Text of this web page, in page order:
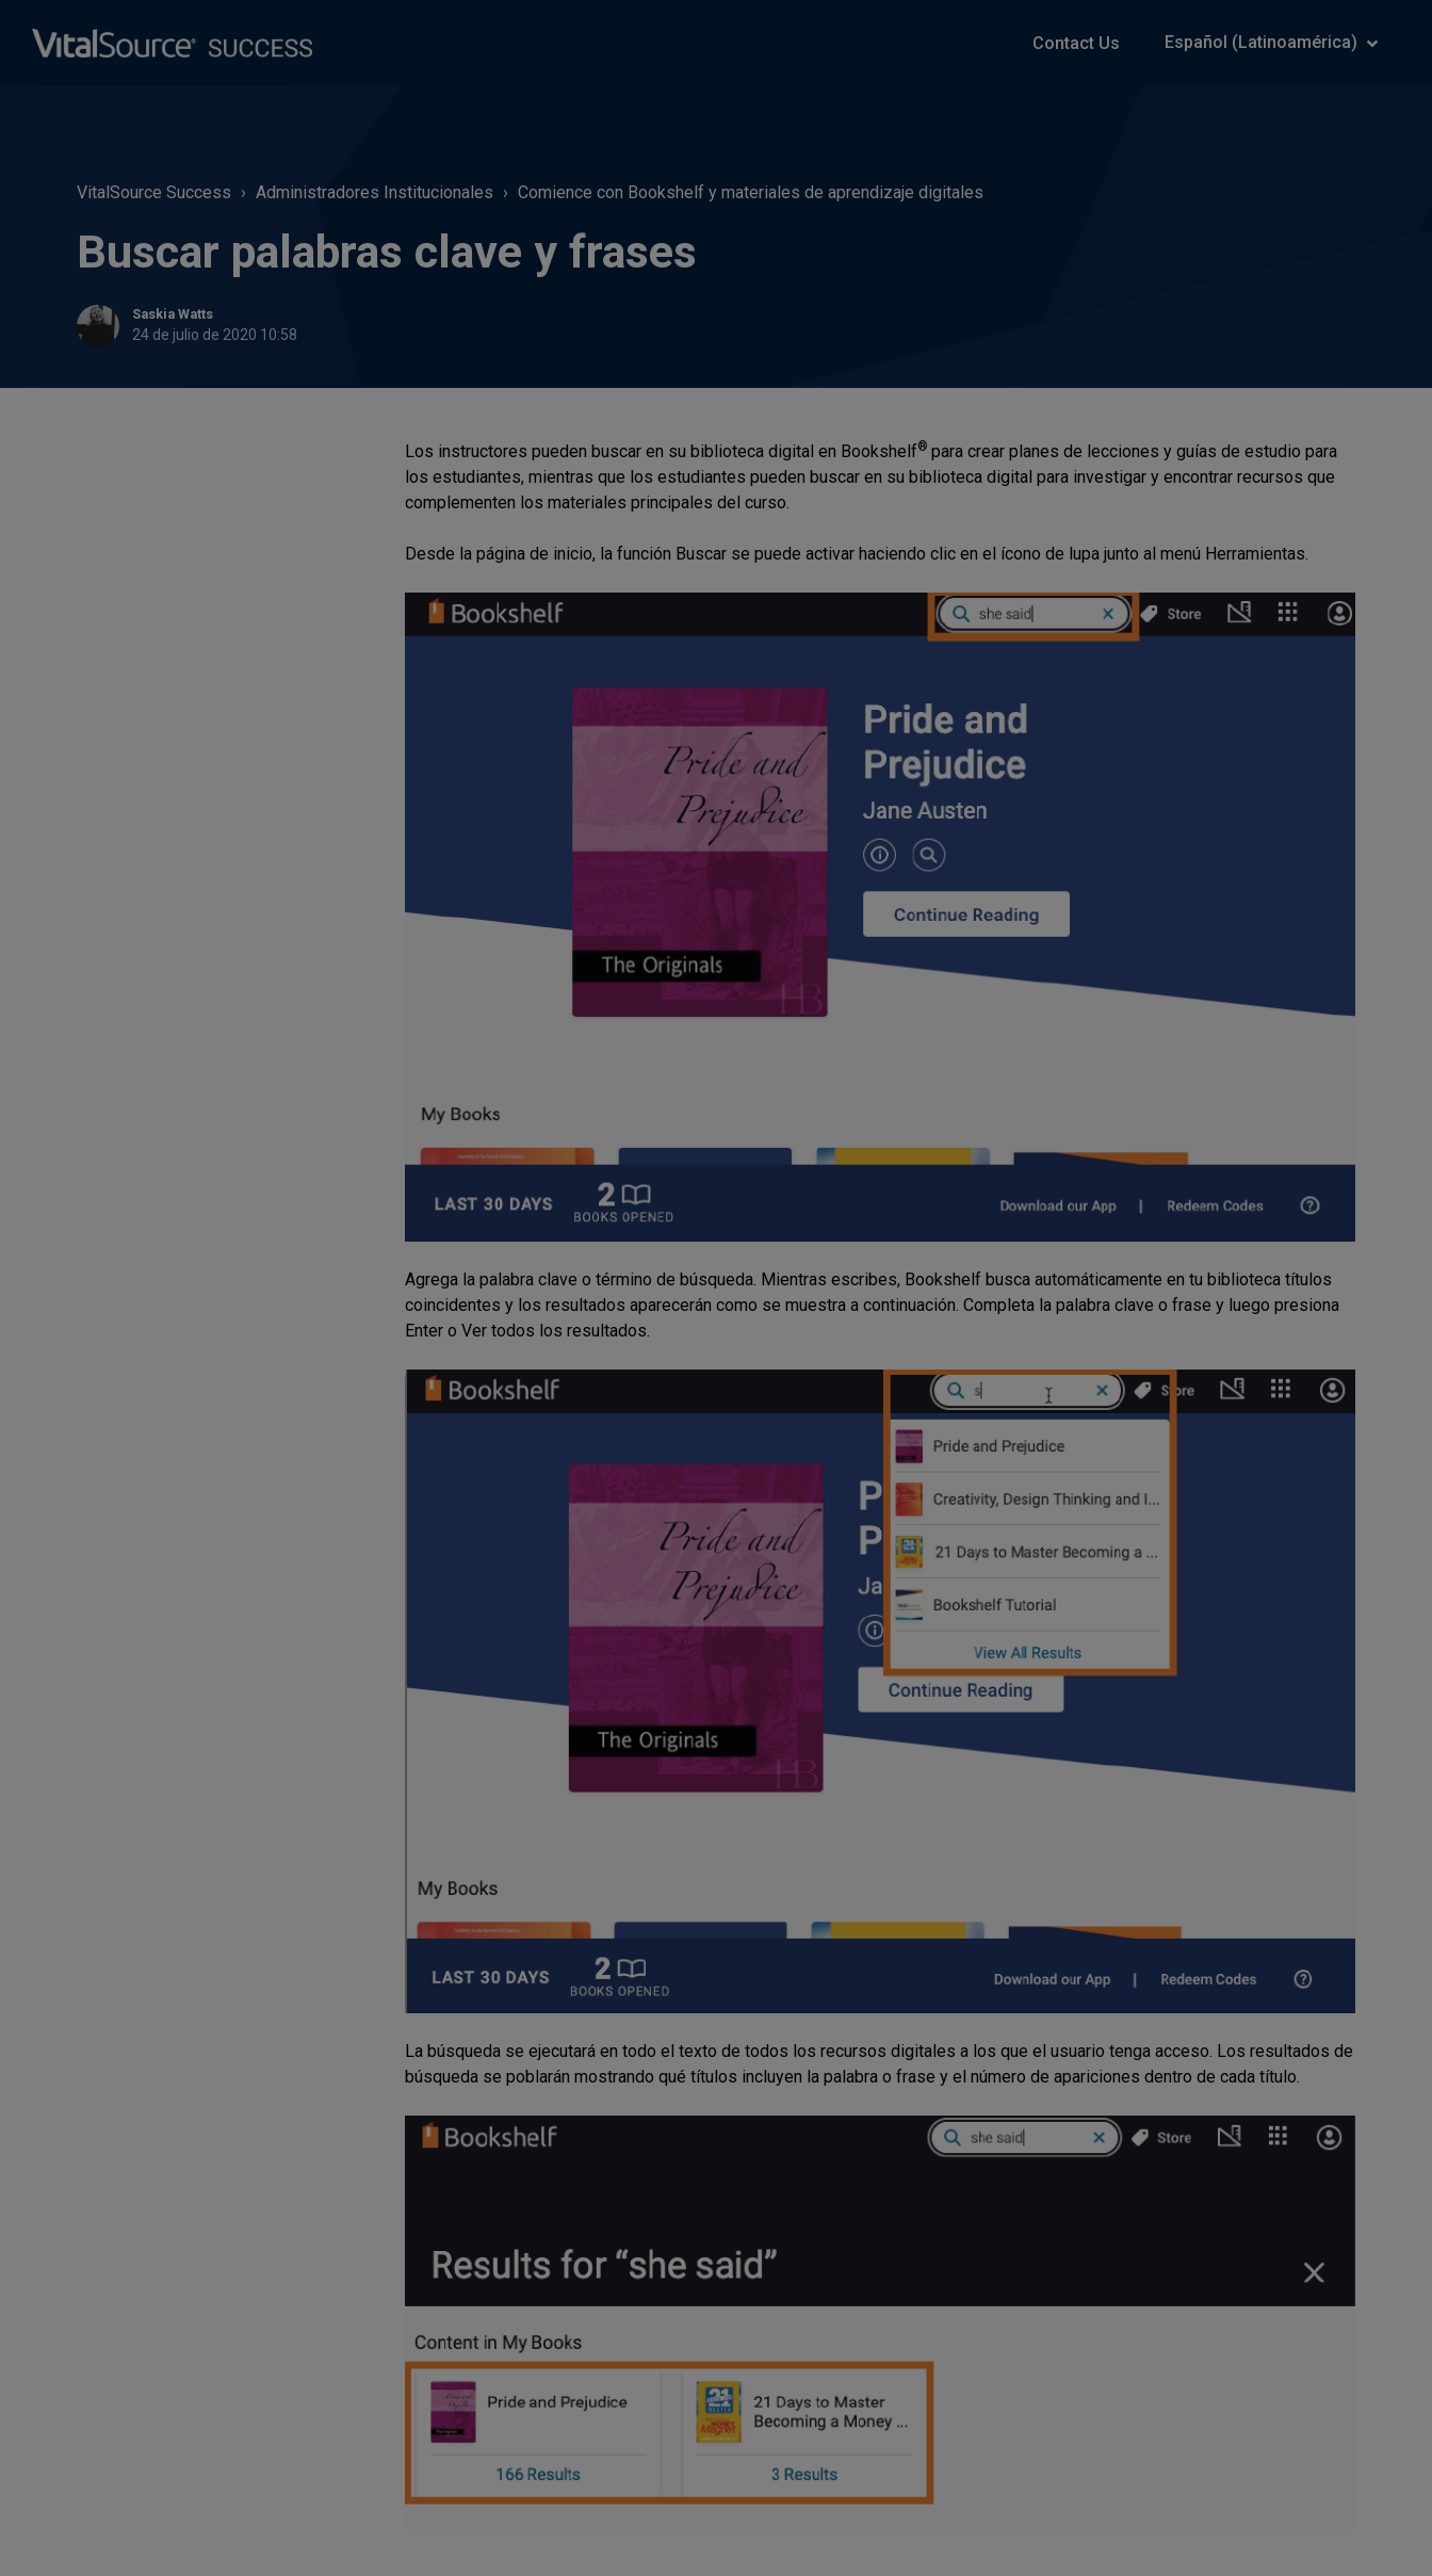
Contact Us Español (Latinoamérica)
VitalSource Success Administradores Institucionales Comience con Bookshelf y materiales de aprendizaje digitales
Buscar palabras clave y frases
Saskia Watts
24 de julio de 2020 10:58
Los instructores pueden buscar en su biblioteca digital en Bookshelf® para crear planes de lecciones y guías de estudio para
los estudiantes, mientras que los estudiantes pueden buscar en su biblioteca digital para investigar y encontrar recursos que
complementen los materiales principales del curso.
Desde la página de inicio, la función Buscar se puede activar haciendo clic en el ícono de lupa junto al menú Herramientas.
Agrega la palabra clave o término de búsqueda. Mientras escribes, Bookshelf busca automáticamente en tu biblioteca títulos
coincidentes y los resultados aparecerán como se muestra a continuación. Completa la palabra clave o frase y luego presiona
Enter o Ver todos los resultados.
La búsqueda se ejecutará en todo el texto de todos los recursos digitales a los que el usuario tenga acceso. Los resultados de
búsqueda se poblarán mostrando qué títulos incluyen la palabra o frase y el número de apariciones dentro de cada título.